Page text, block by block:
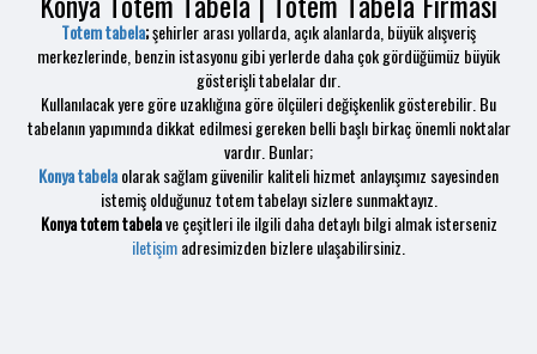
Totem tabela;şehirler arası yollarda, açık alanlarda, büyük alışveriş
merkezlerinde, benzin istasyonu gibi yerlerde daha çok gördüğümüz büyük
gösterişli tabelalar dır.
Kullanılacak yere göre uzaklığına göre ölçüleri değişkenlik gösterebilir. Bu
tabelanın yapımında dikkat edilmesi gereken belli başlı birkaç önemli noktalar
vardır. Bunlar;
Konya tabelaolarak sağlam güvenilir kaliteli hizmet anlayışımız sayesinden
istemiş olduğunuz totem tabelayı sizlere sunmaktayız.
Konya totem tabelave çeşitleri ile ilgili daha detaylı bilgi almak isterseniz
iletişimadresimizden bizlere ulaşabilirsiniz.